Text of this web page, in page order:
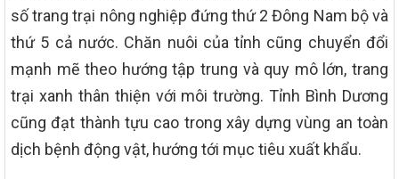
số trang trại nông nghiệp đứng thứ 2 Đông Nam bộ và
thứ 5 cả nước. Chăn nuôi của tỉnh cũng chuyển đổi
mạnh mẽ theo hướng tập trung và quy mô lớn, trang
trại xanh thân thiện với môi trường. Tỉnh Bình Dương
cũng đạt thành tựu cao trong xây dựng vùng an toàn
dịch bệnh động vật, hướng tới mục tiêu xuất khẩu.